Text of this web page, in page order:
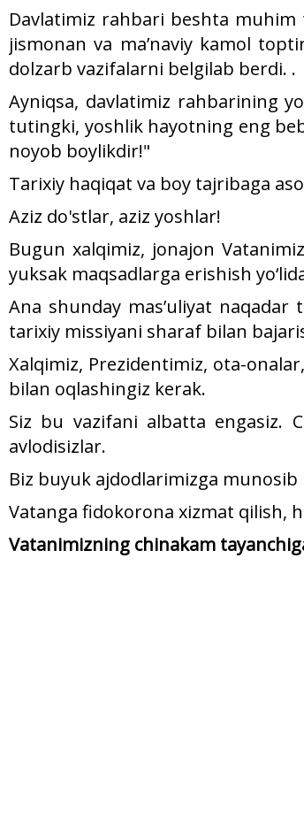
Davlatimiz rahbari beshta muhim
jismonan va ma’naviy kamol
dolzarb vazifalarni belgilab berdi. .
Ayniqsa, davlatimiz rahbarining
tutingki, yoshlik hayotning eng
noyob boylikdir!"
Tarixiy haqiqat va boy tajribaga
Aziz do'stlar, aziz yoshlar!
Bugun xalqimiz, jonajon
yuksak maqsadlarga erishish
Ana shunday mas’uliyat
tarixiy missiyani sharaf bilan
Xalqimiz, Prezidentimiz, ota-
bilan oqlashingiz kerak.
Siz bu vazifani albatta engasiz.
avlodisizlar.
Biz buyuk ajdodlarimizga munosib
Vatanga fidokorona xizmat qilish,
Vatanimizning chinakam